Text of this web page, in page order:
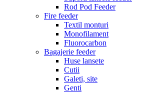
Rod Pod Feeder
Fire feeder
Textil monturi
Monofilament
Fluorocarbon
Bagajerie feeder
Huse lansete
Cutii
Galeti, site
Genti